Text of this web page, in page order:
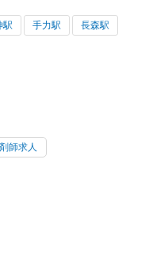
駅 手力駅 長森駅
師求人